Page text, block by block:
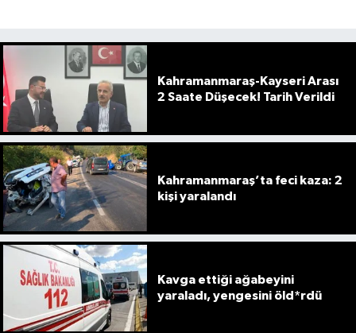
Kahramanmaraş-Kayseri Arası
2 Saate Düşecek! Tarih Verildi
Kahramanmaraş’ta feci kaza: 2
kişi yaralandı
Kavga ettiği ağabeyini
yaraladı, yengesini öld*rdü